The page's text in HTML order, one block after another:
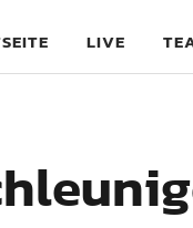
LIVE